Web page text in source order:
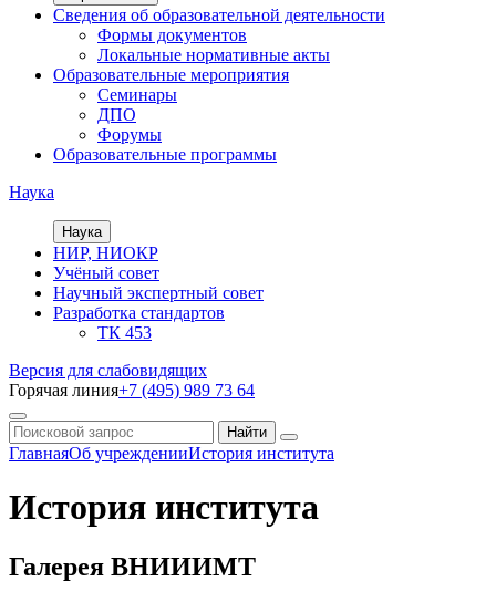
Сведения об образовательной деятельности
Формы документов
Локальные нормативные акты
Образовательные мероприятия
Семинары
ДПО
Форумы
Образовательные программы
Наука
Наука
НИР, НИОКР
Учёный совет
Научный экспертный совет
Разработка стандартов
ТК 453
Версия для слабовидящих
Горячая линия+7 (495) 989 73 64
ГлавнаяОб учрежденииИстория института
История института
Галерея ВНИИИМТ